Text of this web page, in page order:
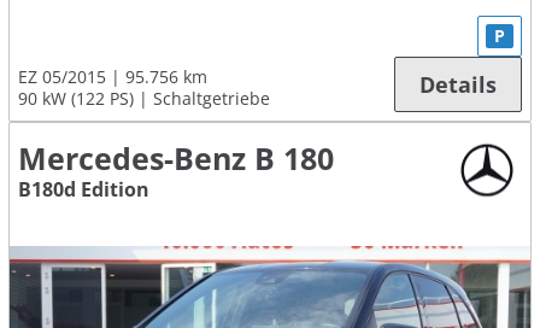
EZ 05/2015
95.756 km
90 kW (122 PS)
Schaltgetriebe
P
Details
Mercedes-Benz B 180
B180d Edition